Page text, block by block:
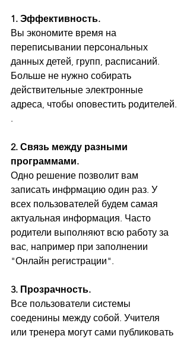
1. Эффективность.
Вы экономите время на
переписывании персональных
данных детей, групп, расписаний.
Больше не нужно собирать
действительные электронные
адреса, чтобы оповестить родителей.
.
2. Связь между разными
программами.
Одно решение позволит вам
записать инфрмацию один раз. У
всех пользователей будем самая
актуальная информация. Часто
родители выполняют всю работу за
вас, например при заполнении
"Онлайн регистрации".
3. Прозрачность.
Все пользователи системы
соеденины между собой. Учителя
или тренера могут сами публиковать